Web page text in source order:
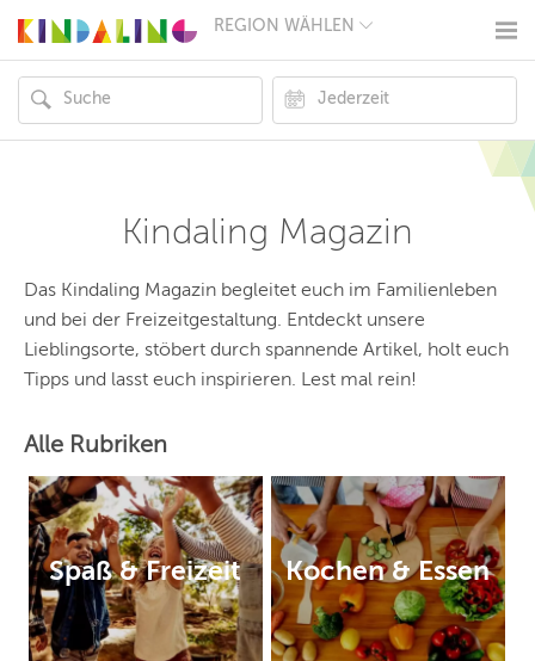
REGION WÄHLEN
MÜNCHEN
HAMBURG
FRANKFURT
KÖLN
HANNOVER
DRESDEN
NÜRNBERG
WIEN
ZÜRICH
ANDERE
Kindaling Magazin
Das Kindaling Magazin begleitet euch im Familienleben
und bei der Freizeitgestaltung. Entdeckt unsere
Lieblingsorte, stöbert durch spannende Artikel, holt euch
Tipps und lasst euch inspirieren. Lest mal rein!
Alle Rubriken
Spaß & Freizeit Kochen & Essen